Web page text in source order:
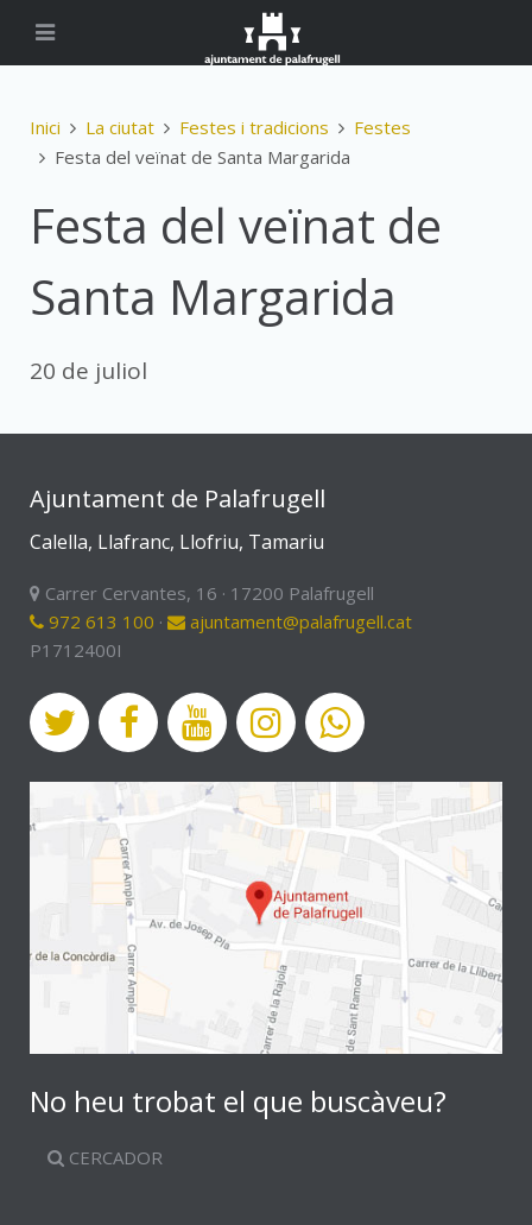
Inici La ciutat Festes i tradicions
Festes
Festa del veïnat de Santa Margarida
Festa del veïnat de
Santa Margarida
20 de juliol
Ajuntament de Palafrugell
Calella, Llafranc, Llofriu, Tamariu
Carrer Cervantes, 16 · 17200 Palafrugell
972 613 100 ·
ajuntament@palafrugell.cat
P1712400I
No heu trobat el que buscàveu?
CERCADOR